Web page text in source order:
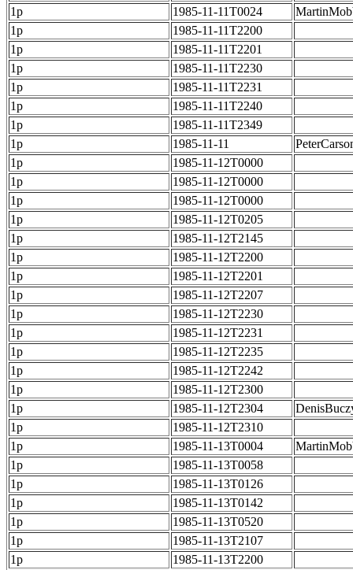
1p
1985-11-11T0024
1p
1985-11-11T2200
1p
1985-11-11T2201
1p
1985-11-11T2230
1p
1985-11-11T2231
1p
1985-11-11T2240
1p
1985-11-11T2349
1p
1985-11-11
1p
1985-11-12T0000
1p
1985-11-12T0000
1p
1985-11-12T0000
1p
1985-11-12T0205
1p
1985-11-12T2145
1p
1985-11-12T2200
1p
1985-11-12T2201
1p
1985-11-12T2207
1p
1985-11-12T2230
1p
1985-11-12T2231
1p
1985-11-12T2235
1p
1985-11-12T2242
1p
1985-11-12T2300
1p
1985-11-12T2304
1p
1985-11-12T2310
1p
1985-11-13T0004
1p
1985-11-13T0058
1p
1985-11-13T0126
1p
1985-11-13T0142
1p
1985-11-13T0520
1p
1985-11-13T2107
1p
1985-11-13T2200